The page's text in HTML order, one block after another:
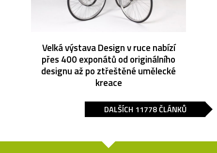
Velká výstava Design v ruce nabízí
přes 400 exponátů od originálního
designu až po ztřeštěné umělecké
kreace
DALŠÍCH 11778 ČLÁNKŮ